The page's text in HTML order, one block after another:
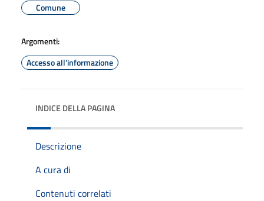
Comune
Argomenti:
Accesso all'informazione
INDICE DELLA PAGINA
Descrizione
A cura di
Contenuti correlati